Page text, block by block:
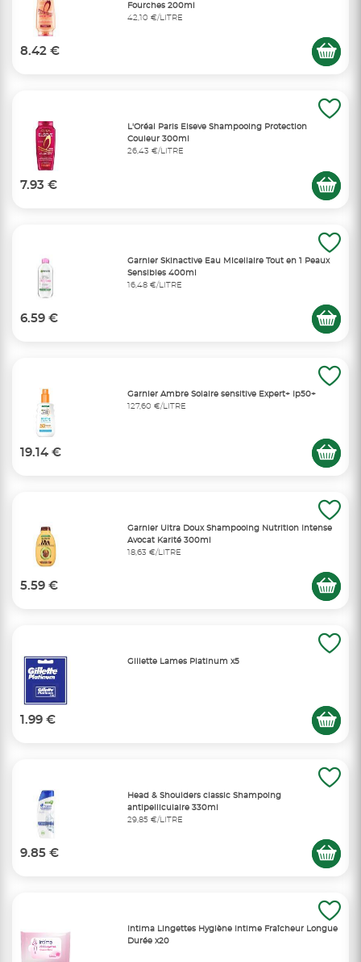
Fourches 200ml
42,10 €/LITRE
8.42 €
L'Oréal Paris Elseve Shampooing Protection
Couleur 300ml
26,43 €/LITRE
7.93 €
Garnier Skinactive Eau Micellaire Tout en 1 Peaux
Sensibles 400ml
16,48 €/LITRE
6.59 €
Garnier Ambre Solaire sensitive Expert+ Ip50+
127,60 €/LITRE
19.14 €
Garnier Ultra Doux Shampooing Nutrition Intense
Avocat Karité 300ml
18,63 €/LITRE
5.59 €
Gillette Lames Platinum x5
1.99 €
Head & Shoulders classic Shampoing
antipelliculaire 330ml
29,85 €/LITRE
9.85 €
Intima Lingettes Hygiène Intime Fraîcheur Longue
Durée x20